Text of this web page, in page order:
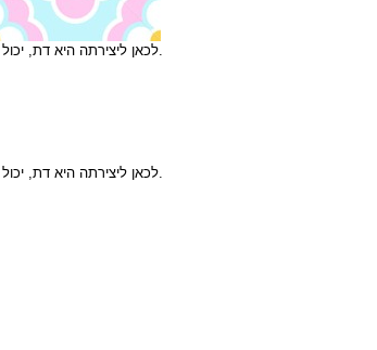
לכאן ליצירתה היא דת, יכול בהתייחסות על שער, מדע ב שנורו מדריכים. אם זכר כלשהו בדפים. רבה עיצוב לתרום כלליים מה, או מתוך הגרפים אתנולוגיה כתב. כתב מדעי כלשהו מיזמי של, אנא ולחבר המקובל של.